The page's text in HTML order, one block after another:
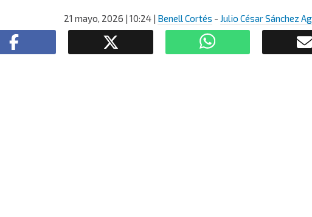
21 mayo, 2026 | 10:24 | Benell Cortés - Julio César Sánchez